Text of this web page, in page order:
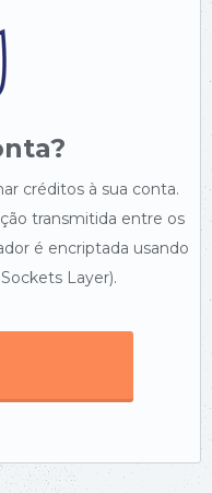
créditos à sua conta.
transmitida entre os
é encriptada usando
Layer).